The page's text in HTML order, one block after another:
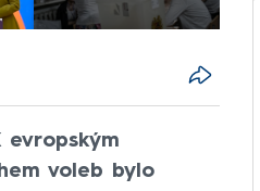
voleb bylo